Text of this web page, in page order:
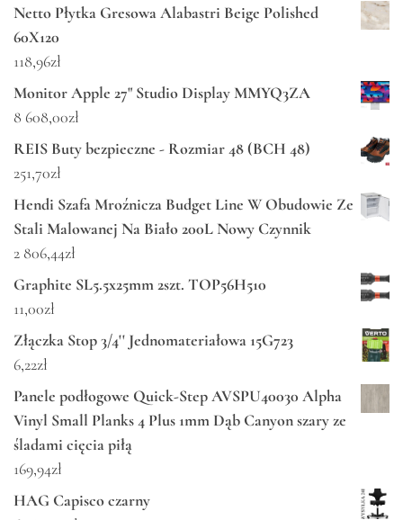
Netto Płytka Gresowa Alabastri Beige Polished
60X120
118,96zł
Monitor Apple 27" Studio Display MMYQ3ZA
8 608,00zł
REIS Buty bezpieczne - Rozmiar 48 (BCH 48)
251,70zł
Hendi Szafa Mroźnicza Budget Line W Obudowie Ze
Stali Malowanej Na Biało 200L Nowy Czynnik
2 806,44zł
Graphite SL5.5x25mm 2szt. TOP56H510
11,00zł
Złączka Stop 3/4'' Jednomateriałowa 15G723
6,22zł
Panele podłogowe Quick-Step AVSPU40030 Alpha
Vinyl Small Planks 4 Plus 1mm Dąb Canyon szary ze
śladami cięcia piłą
169,94zł
HAG Capisco czarny